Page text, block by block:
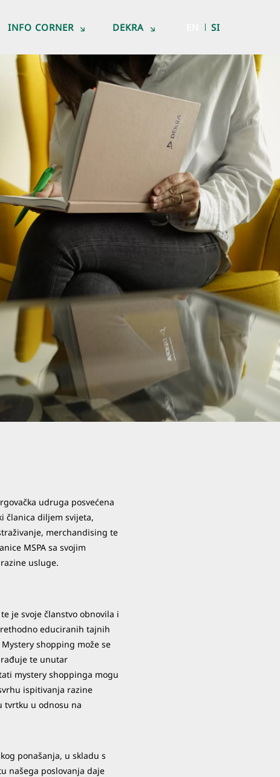
INFO CORNER DEKRA SI
udruga posvećena
članica diljem svijeta,
merchandising te
MSPA sa svojim
usluge.
je svoje članstvo obnovila i
educiranih tajnih
shopping može se
te unutar
mystery shoppinga mogu
ispitivanja razine
tvrtku u odnosu na
ponašanja, u skladu s
našega poslovanja daje